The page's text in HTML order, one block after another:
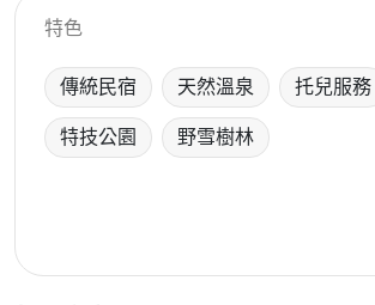
特色
傳統民宿 天然溫泉 托兒服務
特技公園 野雪樹林